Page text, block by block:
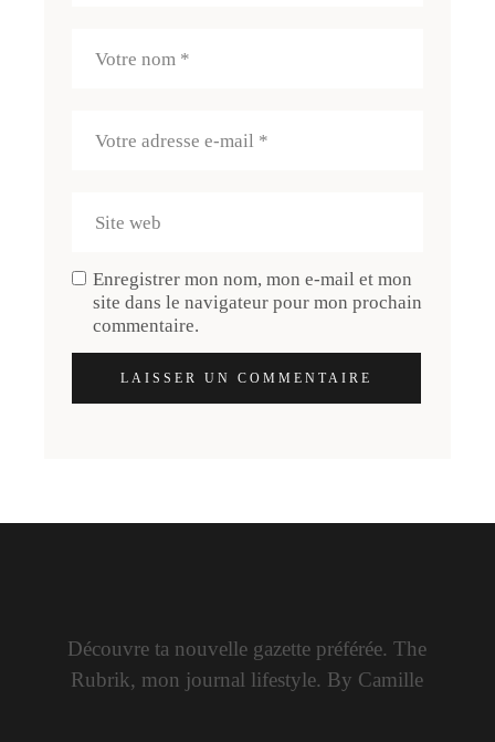
Enregistrer mon nom, mon e-mail et mon
site dans le navigateur pour mon prochain
commentaire.
LAISSER UN COMMENTAIRE
Découvre ta nouvelle gazette préférée. The
Rubrik, mon journal lifestyle. By Camille